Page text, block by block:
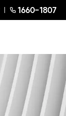
1660-1807